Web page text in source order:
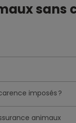
sans
imposés ?
animaux